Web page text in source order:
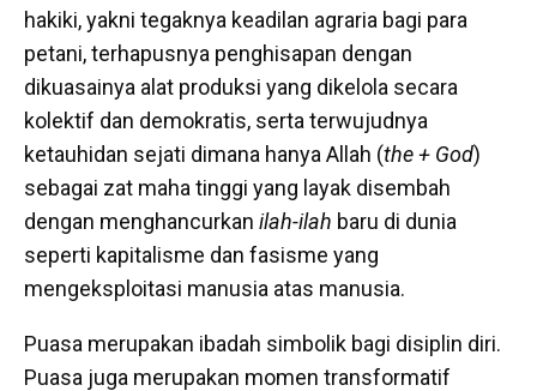
hakiki, yakni tegaknya keadilan agraria bagi para
petani, terhapusnya penghisapan dengan
dikuasainya alat produksi yang dikelola secara
kolektif dan demokratis, serta terwujudnya
ketauhidan sejati dimana hanya Allah (the + God)
sebagai zat maha tinggi yang layak disembah
dengan menghancurkan ilah-ilah baru di dunia
seperti kapitalisme dan fasisme yang
mengeksploitasi manusia atas manusia.
Puasa merupakan ibadah simbolik bagi disiplin diri.
Puasa juga merupakan momen transformatif